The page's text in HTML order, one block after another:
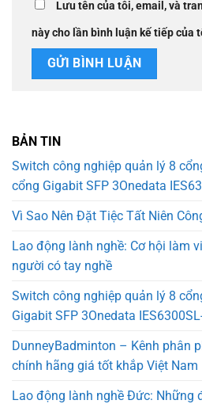
Lưu tên của tôi, email, và
này cho lần bình luận kế tiếp của
BẢN TIN
Switch công nghiệp quản lý 8
cổng Gigabit SFP 3Onedata
Vì Sao Nên Đặt Tiệc Tất Niên
Lao động lành nghề: Cơ hội làm
người có tay nghề
Switch công nghiệp quản lý 8
Gigabit SFP 3Onedata
DunneyBadminton – Kênh phân
chính hãng giá tốt khắp Việt Nam
Lao động lành nghề Đức: Những